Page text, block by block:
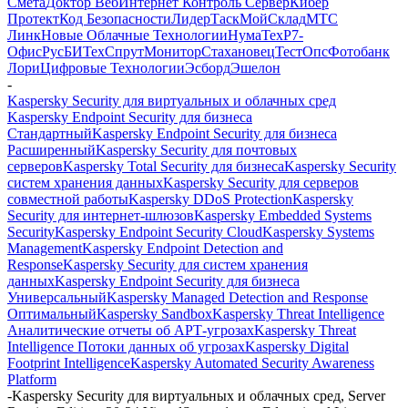
ПротектКод БезопасностиЛидерТаскМойСкладМТС
ЛинкНовые Облачные ТехнологииНумаТехР7-
ОфисРусБИТехСпрутМониторСтахановецТестОпсФотобанк
ЛориЦифровые ТехнологииЭсбордЭшелон
-
Kaspersky Security для виртуальных и облачных сред
Kaspersky Endpoint Security для бизнеса
СтандартныйKaspersky Endpoint Security для бизнеса
РасширенныйKaspersky Security для почтовых
серверовKaspersky Total Security для бизнесаKaspersky Security
систем хранения данныхKaspersky Security для серверов
совместной работыKaspersky DDoS ProtectionKaspersky
Security для интернет-шлюзовKaspersky Embedded Systems
SecurityKaspersky Endpoint Security CloudKaspersky Systems
ManagementKaspersky Endpoint Detection and
ResponseKaspersky Security для систем хранения
данныхKaspersky Endpoint Security для бизнеса
УниверсальныйKaspersky Managed Detection and Response
ОптимальныйKaspersky SandboxKaspersky Threat Intelligence
Аналитические отчеты об АРТ-угрозахKaspersky Threat
Intelligence Потоки данных об угрозахKaspersky Digital
Footprint IntelligenceKaspersky Automated Security Awareness
Platform
-Kaspersky Security для виртуальных и облачных сред, Server